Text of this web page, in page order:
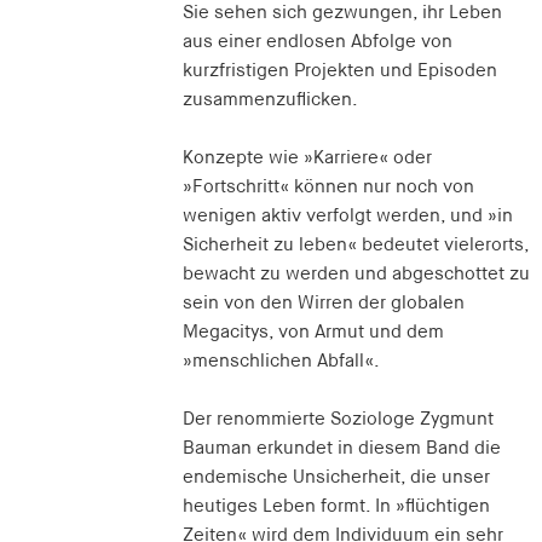
Sie sehen sich gezwungen, ihr Leben
aus einer endlosen Abfolge von
kurzfristigen Projekten und Episoden
zusammenzuflicken.
Konzepte wie »Karriere« oder
»Fortschritt« können nur noch von
wenigen aktiv verfolgt werden, und »in
Sicherheit zu leben« bedeutet vielerorts,
bewacht zu werden und abgeschottet zu
sein von den Wirren der globalen
Megacitys, von Armut und dem
»menschlichen Abfall«.
Der renommierte Soziologe Zygmunt
Bauman erkundet in diesem Band die
endemische Unsicherheit, die unser
heutiges Leben formt. In »flüchtigen
Zeiten« wird dem Individuum ein sehr